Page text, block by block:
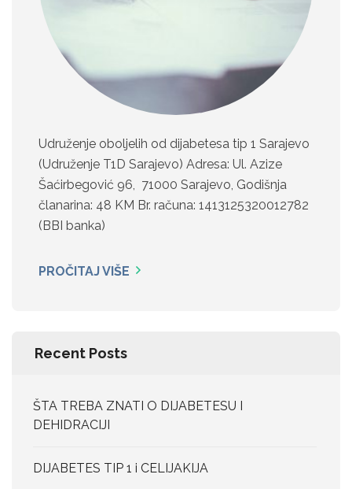
Udruženje oboljelih od dijabetesa tip 1 Sarajevo
(Udruženje T1D Sarajevo) Adresa: Ul. Azize
Šaćirbegović 96, 71000 Sarajevo, Godišnja
članarina: 48 KM Br. računa: 1413125320012782
(BBI banka)
PROČITAJ VIŠE
Recent Posts
ŠTA TREBA ZNATI O DIJABETESU I
DEHIDRACIJI
DIJABETES TIP 1 i CELIJAKIJA